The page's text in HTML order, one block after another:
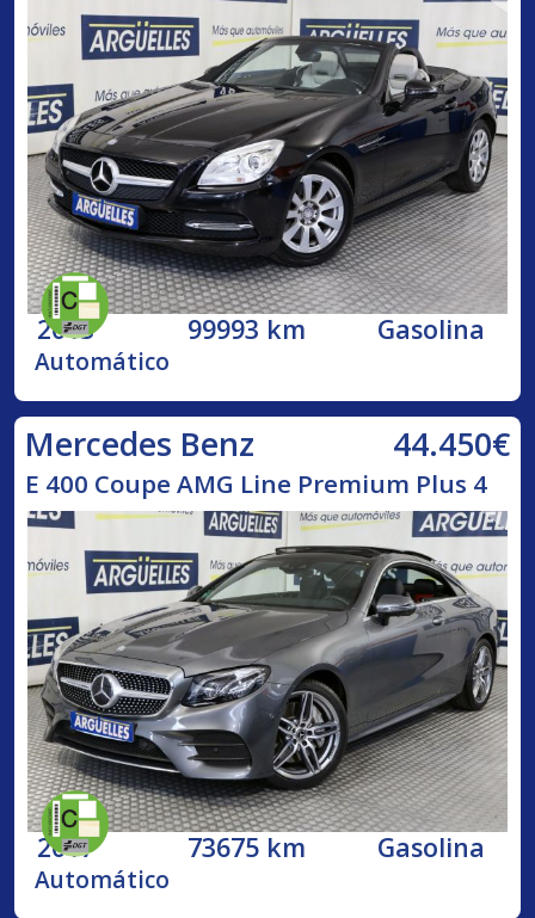
2013 99993 km Gasolina
Automático
Mercedes Benz 44.450€
E 400 Coupe AMG Line Premium Plus 4
2017 73675 km Gasolina
Automático